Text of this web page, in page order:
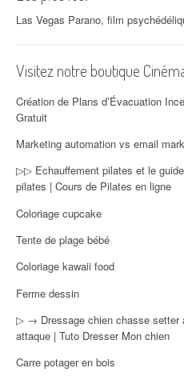
Las Vegas Parano, film
Visitez notre boutique
Création de Plans d’Évacuation
Gratuit
Marketing automation vs email
▷▷ Echauffement pilates et le
pilates | Cours de Pilates en ligne
Coloriage cupcake
Tente de plage bébé
Coloriage kawaii food
Ferme dessin
▷ → Dressage chien chasse setter
attaque | Tuto Dresser Mon chien
Carre potager en bois